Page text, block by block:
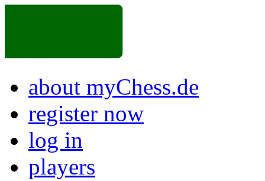
about myChess.de
register now
log in
players